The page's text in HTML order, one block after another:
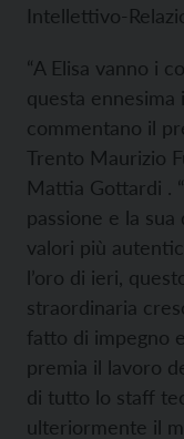
Intellettivo-
“A Elisa vanno i
questa ennesima
commentano il
Trento Maurizio
Mattia Gottardi .
passione e la
valori più
l’oro di ieri,
straordinaria
fatto di impegno
premia il lavoro
di tutto lo staff
ulteriormente il